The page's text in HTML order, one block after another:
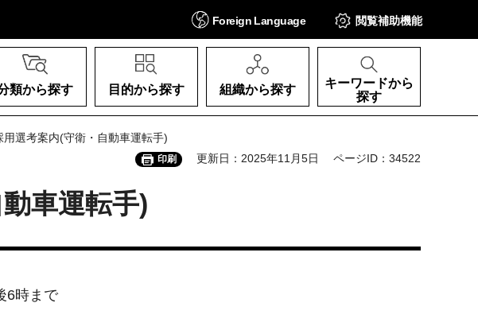
Foreign Language 閲覧補助機能
類から探す 目的から探す 組織から探す
キーワードから
探す
選考案内(守衛・自動車運転手)
印刷 更新日：2025年11月5日 ページID：34522
車運転手)
6時まで